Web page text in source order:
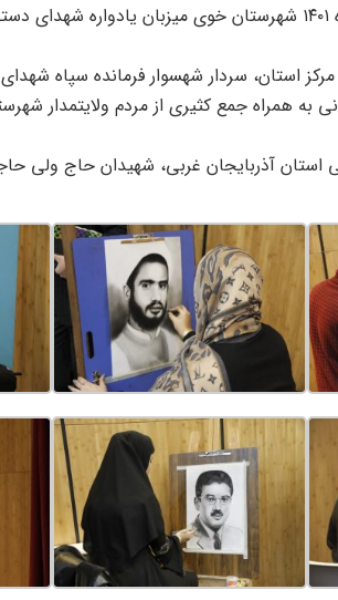
“، امروز صبح سوم بهمن ماه ۱۴۰۱ شهرستان خوی میزبان
استان، سردار شهسوار فرمانده سپاه
همراه جمع کثیری از مردم ولایتمدار
استان آذربایجان غربی، شهیدان حاج ولی